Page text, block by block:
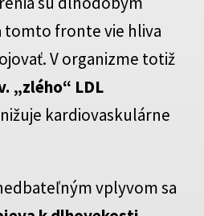
tomto fronte vie hliva
V organizme totiž
„zlého“ LDL
kardiovaskulárne
vplyvom sa